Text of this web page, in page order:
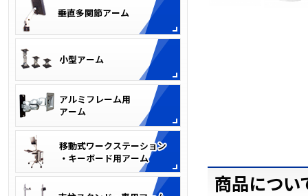
商品につい